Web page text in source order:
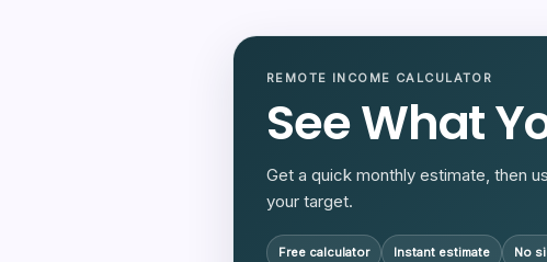
REMOTE INCOME CALCULATOR
See What
Get a quick monthly estimate, then
your target.
Free calculator Instant estimate No